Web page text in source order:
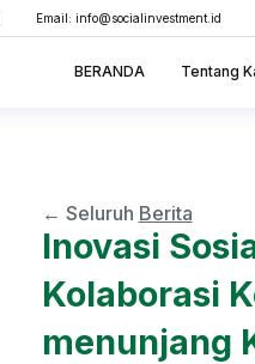
Email: info@socialinvestment.id
BERANDA Tentang
← Seluruh Berita
Inovasi
Kolaborasi
menunjang